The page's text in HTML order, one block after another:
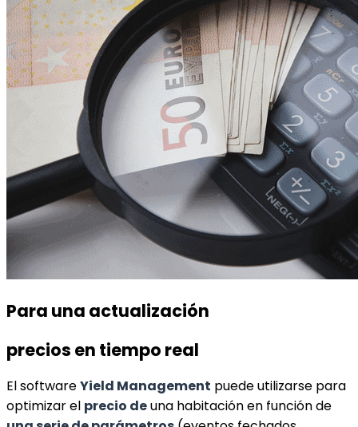
Para una actualización
precios en tiempo real
El softwareYield Management puede utilizarse para
optimizar el precio deuna habitación en función de